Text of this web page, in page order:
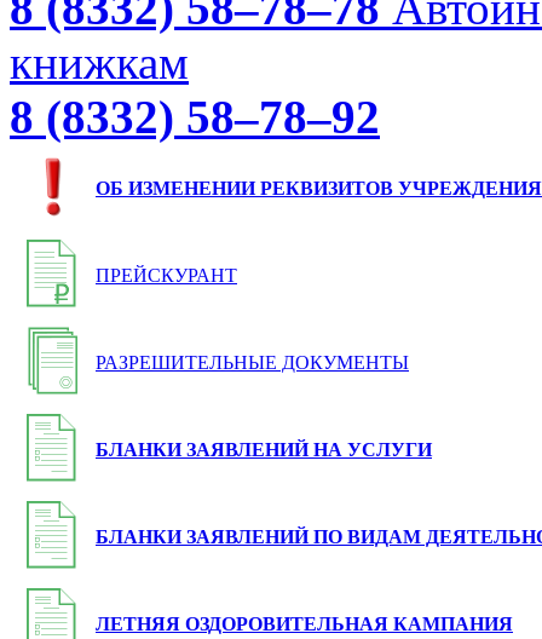
книжкам
8 (8332) 58–78–92
ОБ ИЗМЕНЕНИИ РЕКВИЗИТОВ УЧРЕЖДЕНИЯ
ПРЕЙСКУРАНТ
РАЗРЕШИТЕЛЬНЫЕ ДОКУМЕНТЫ
БЛАНКИ ЗАЯВЛЕНИЙ НА УСЛУГИ
БЛАНКИ ЗАЯВЛЕНИЙ ПО ВИДАМ
ЛЕТНЯЯ ОЗДОРОВИТЕЛЬНАЯ КАМПАНИЯ